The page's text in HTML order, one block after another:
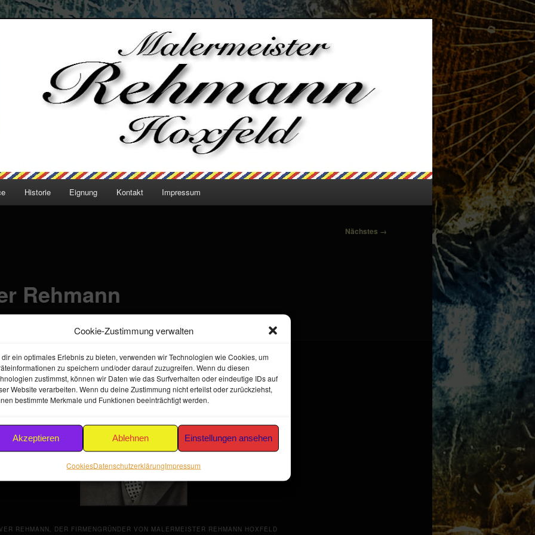
Cookie-Zustimmung verwalten
dir ein optimales Erlebnis zu bieten, verwenden wir Technologien wie Cookies, um
zu speichern und/oder darauf zuzugreifen. Wenn du diesen
zustimmst, können wir Daten wie das Surfverhalten oder eindeutige IDs auf
Website verarbeiten. Wenn du deine Zustimmung nicht erteilst oder zurückziehst,
bestimmte Merkmale und Funktionen beeinträchtigt werden.
Akzeptieren Ablehnen Einstellungen ansehen
CookiesDatenschutzerklärungImpressum
Hoxfeld
Historie Eignung Kontakt Impressum
Nächstes →
Rehmann
REHMANN, DER FIRMENGRÜNDER VON MALERMEISTER REHMANN HOXFELD